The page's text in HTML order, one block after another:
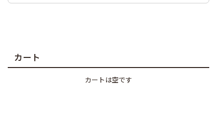
カート
カートは空です